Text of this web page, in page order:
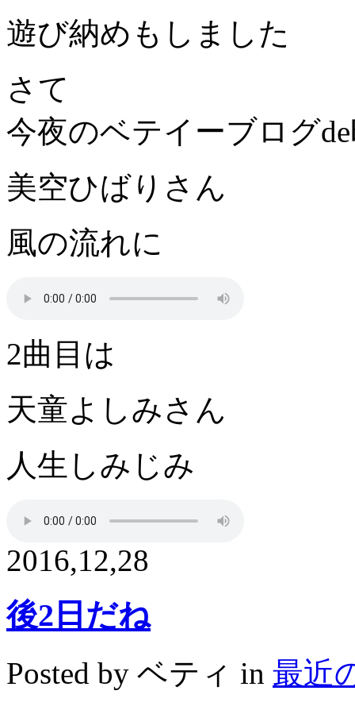
遊び納めもしました
さて
今夜のベテイーブログ
美空ひばりさん
風の流れに
2曲目は
天童よしみさん
人生しみじみ
2016,12,28
後2日だね
Posted by ベティ in 最近